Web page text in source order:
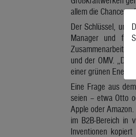
allem die Chance
Der Schlüssel, um
Manager und
Zusammenarbeit
und der OMV.
einer grünen
Eine Frage aus
seien – etwa Otto
Apple oder
im B2B-Bereich in
Inventionen